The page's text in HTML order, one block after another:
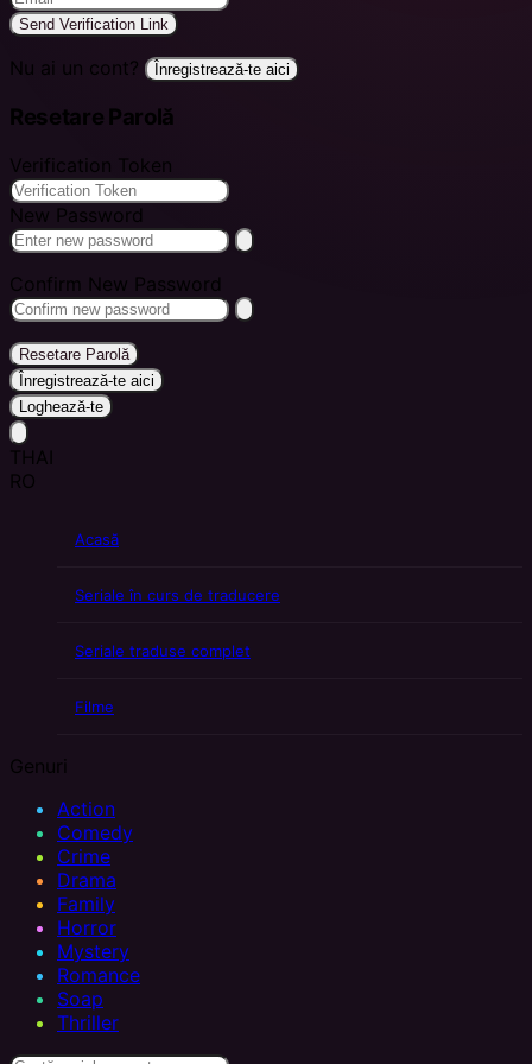
Send Verification Link
Nu ai un cont? Înregistrează-te aici
Resetare Parolă
Verification Token
New Password
Confirm New Password
Resetare Parolă
Înregistrează-te aici
Loghează-te
THAI
RO
Acasă
Seriale în curs de traducere
Seriale traduse complet
Filme
Genuri
Action
Comedy
Crime
Drama
Family
Horror
Mystery
Romance
Soap
Thriller